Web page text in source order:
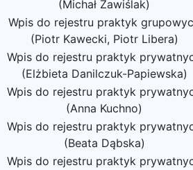
(Michał Zawiślak)
Wpis do rejestru praktyk
(Piotr Kawecki, Piotr Libera)
Wpis do rejestru praktyk
(Elżbieta Danilczuk-Papiewska)
Wpis do rejestru praktyk
(Anna Kuchno)
Wpis do rejestru praktyk
(Beata Dąbska)
Wpis do rejestru praktyk